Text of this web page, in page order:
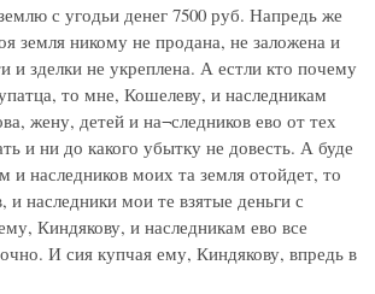
с угодьи денег 7500 руб. Напредь же
земля никому не продана, не заложена и
и зделки не укреплена. А естли кто почему
то мне, Кошелеву, и наследникам
жену, детей и на¬следников ево от тех
и ни до какого убытку не довесть. А буде
наследников моих та земля отойдет, то
наследники мои те взятые деньги с
Киндякову, и наследникам ево все
И сия купчая ему, Киндякову, впредь в